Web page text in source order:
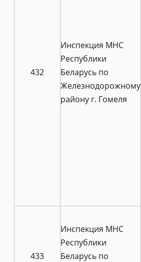
432
Инспекция МНС
Республики
Беларусь по
Железнодорожному
району г. Гомеля
433
Инспекция МНС
Республики
Беларусь по